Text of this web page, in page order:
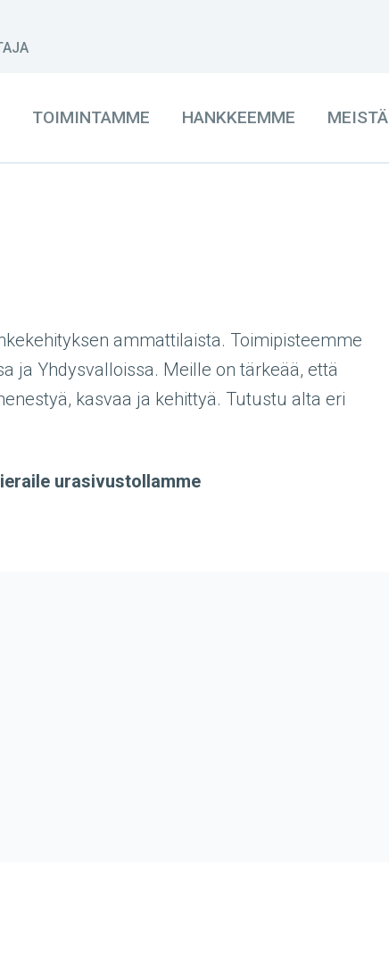
TOIMINTAMME HANKKEEMME MEISTÄ
ammattilaista. Toimipisteemme
ja Yhdysvalloissa. Meille on tärkeää, että
kasvaa ja kehittyä. Tutustu alta eri
urasivustollamme